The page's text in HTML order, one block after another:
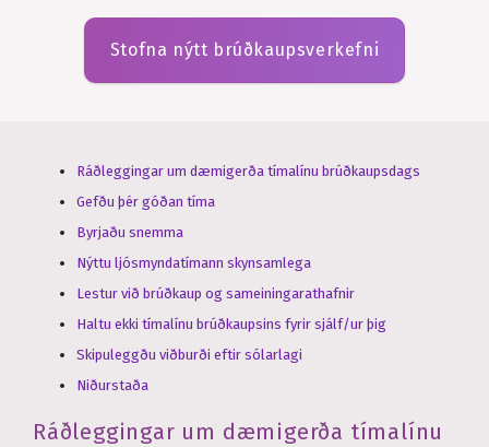
Stofna nýtt brúðkaupsverkefni
Ráðleggingar um dæmigerða tímalínu brúðkaupsdags
Gefðu þér góðan tíma
Byrjaðu snemma
Nýttu ljósmyndatímann skynsamlega
Lestur við brúðkaup og sameiningarathafnir
Haltu ekki tímalínu brúðkaupsins fyrir sjálf/ur þig
Skipuleggðu viðburði eftir sólarlagi
Niðurstaða
Ráðleggingar um dæmigerða tímalínu